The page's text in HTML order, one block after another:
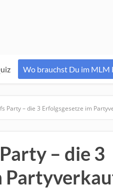
Wo brauchst Du im MLM
Party – die 3 Erfolgsgesetze im
– die 3